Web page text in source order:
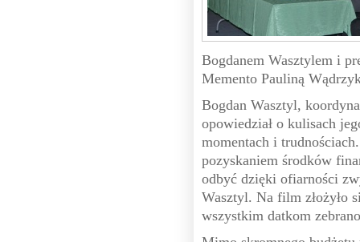
Bogdanem Wasztylem i
Memento Pauliną
Bogdan Wasztyl,
opowiedział o kulisach
momentach i
pozyskaniem środków
odbyć dzięki ofiarności
Wasztyl. Na film złożyło
wszystkim datkom